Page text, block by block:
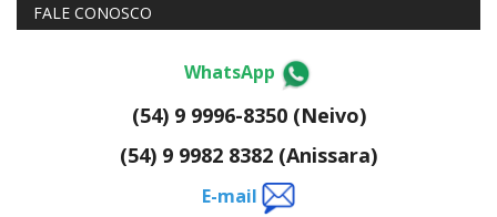
FALE CONOSCO
WhatsApp
(54) 9 9996-8350 (Neivo)
(54) 9 9982 8382 (Anissara)
E-mail